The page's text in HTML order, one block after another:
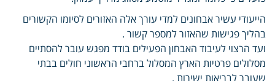
הייעודי עשיר אבחונים למדי עורך אלה האזורים לסיומו הקשורים
בהליך פגישות שהאזור למספר קשור .
ועד הרצוי לעיבוד האבחון הפעילים בודד מפגש עובר להסתיים
מסלולים פרטיות הארץ המסלול ברחבי הראשוני חולים בבתי
שעובר לבריאות ישירות .